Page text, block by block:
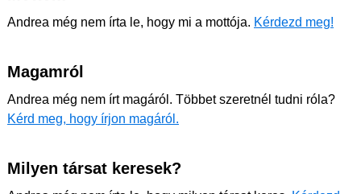
Andrea még nem írta le, hogy mi a mottója. Kérdezd meg!
Magamról
Andrea még nem írt magáról. Többet szeretnél tudni róla?
Kérd meg, hogy írjon magáról.
Milyen társat keresek?